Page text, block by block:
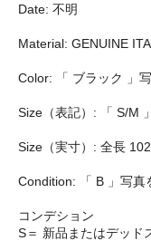
Date: 不明
Material: GENUINE
Color: 「 ブラック 」
Size（表記）: 「 S/M
Size（実寸）: 全長
Condition: 「 B 」写真
コンデション
S＝ 新品またはデッド